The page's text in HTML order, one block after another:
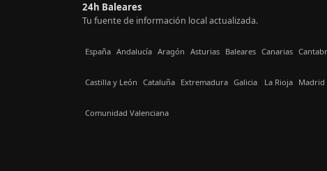
24h Baleares
Tu fuente de información local actualizada.
España Andalucía Aragón Asturias Baleares Canarias
Castilla y León Cataluña Extremadura Galicia La Rioja Madrid
Comunidad Valenciana